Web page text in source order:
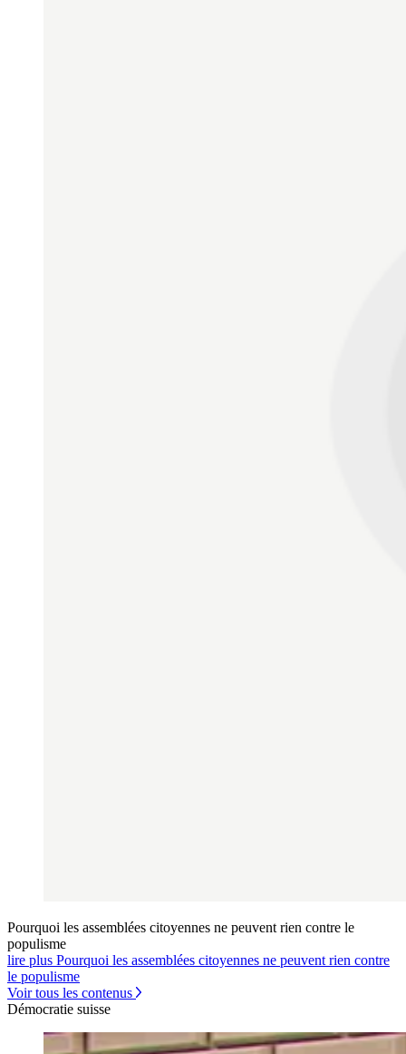
Pourquoi les assemblées citoyennes ne peuvent rien contre le
populisme
lire plus Pourquoi les assemblées citoyennes ne peuvent rien contre
le populisme
Voir tous les contenus
Démocratie suisse